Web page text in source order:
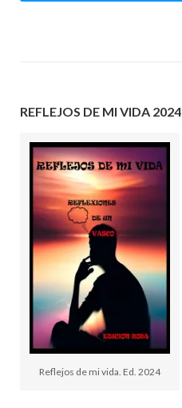
REFLEJOS DE MI VIDA 2024
Reflejos de mi vida. Ed. 2024